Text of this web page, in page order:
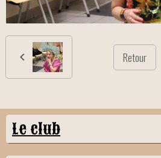
Retour
Le club